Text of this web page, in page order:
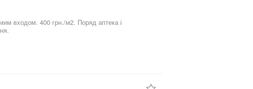
входом. 400 грн./м2. Поряд аптека і